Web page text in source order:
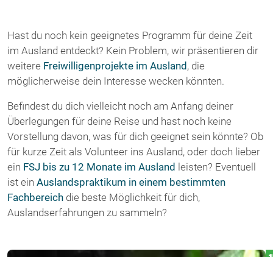
Hast du noch kein geeignetes Programm für deine Zeit
im Ausland entdeckt? Kein Problem, wir präsentieren dir
weitere Freiwilligenprojekte im Ausland , die
möglicherweise dein Interesse wecken könnten.
Befindest du dich vielleicht noch am Anfang deiner
Überlegungen für deine Reise und hast noch keine
Vorstellung davon, was für dich geeignet sein könnte? Ob
für kurze Zeit als Volunteer ins Ausland, oder doch lieber
ein FSJ bis zu 12 Monate im Ausland leisten? Eventuell
ist ein Auslandspraktikum in einem bestimmten
Fachbereich die beste Möglichkeit für dich,
Auslandserfahrungen zu sammeln?